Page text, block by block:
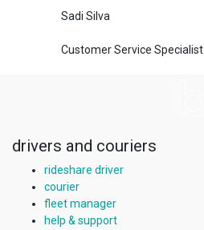
Sadi Silva
Customer Service Specialist
drivers and couriers
rideshare driver
courier
fleet manager
help & support